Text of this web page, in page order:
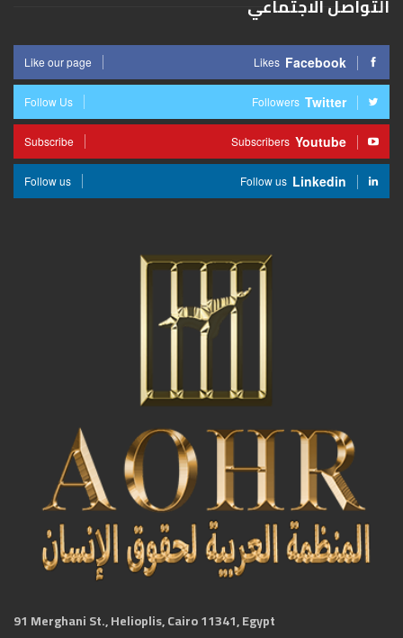
التواصل الاجتماعي
Facebook
Likes
Like our page
Twitter
Followers
Follow Us
Youtube
Subscribers
Subscribe
Linkedin
Follow us
Follow us
91 Merghani St., Helioplis, Cairo 11341, Egypt